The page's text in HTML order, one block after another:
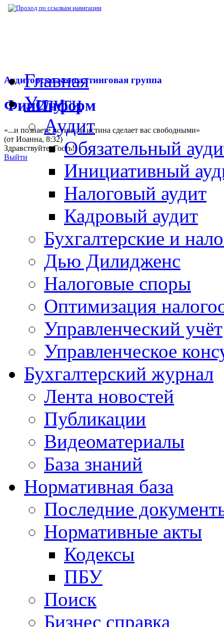
Аудиторско-консалтинговая группа
ФинИнформ
«...и познаете истину, и истина сделает вас свободными»
(от Иоанна, 8:32)
Здравствуйте,Гость!
Выйти
Главная
Услуги
Аудит
Обязательный
Инициативный
Налоговый аудит
Кадровый аудит
Бухгалтерские и
Дью Дилидженс
Налоговые споры
Оптимизация
Управленческий учёт
Управленческое
Бухгалтерский журнал
Лента новостей
Публикации
Видеоматериалы
База знаний
Нормативная база
Последние
Нормативные акты
Кодексы
ПБУ
Поиск
Бизнес справка